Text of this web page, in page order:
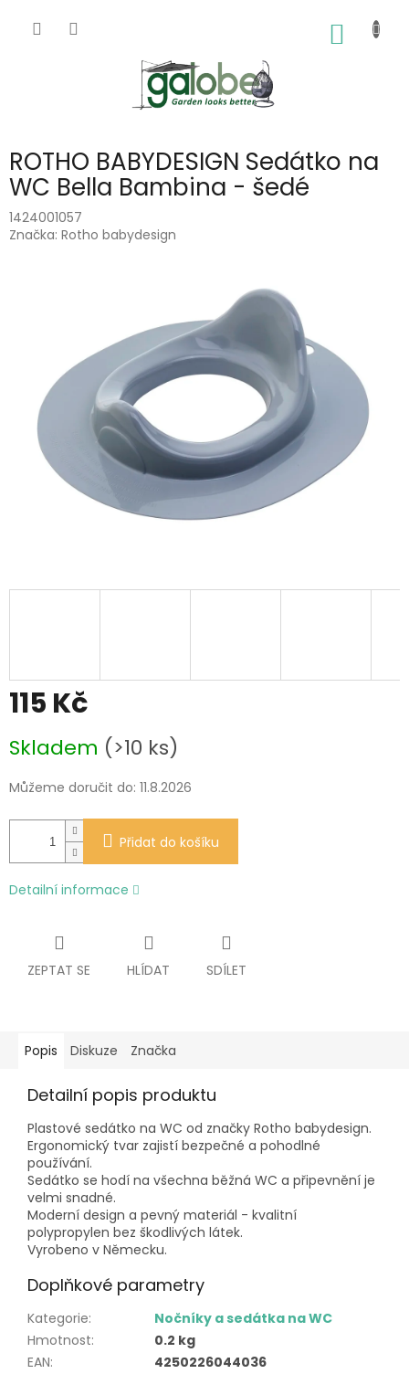
ROTHO BABYDESIGN Sedátko na
WC Bella Bambina - šedé
1424001057
Značka: Rotho babydesign
115 Kč
cena:
Skladem (>10 ks)
Můžeme doručit do: 11.8.2026
Přidat do košíku
Detailní informace
ZEPTAT SE HLÍDAT SDÍLET
Popis Diskuze Značka
Detailní popis produktu
Plastové sedátko na WC od značky Rotho babydesign.
Ergonomický tvar zajistí bezpečné a pohodlné
používání.
Sedátko se hodí na všechna běžná WC a připevnění je
velmi snadné.
Moderní design a pevný materiál - kvalitní
polypropylen bez škodlivých látek.
Vyrobeno v Německu.
Doplňkové parametry
Kategorie:
Nočníky a sedátka na WC
Hmotnost:
0.2 kg
EAN:
4250226044036